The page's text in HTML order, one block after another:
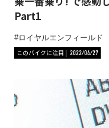
Part1
ロイヤルエンフィールド
このバイクに注目
2022/04/27